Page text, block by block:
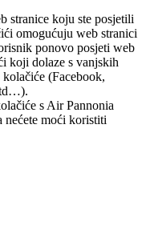
stranice koju ste posjetili
omogućuju web stranici
ponovo posjeti web
koji dolaze s vanjskih
(Facebook,
s Air Pannonia
nećete moći koristiti